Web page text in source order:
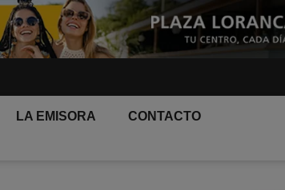
LA EMISORA CONTACTO